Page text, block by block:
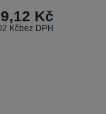
Kč
Kčbez DPH